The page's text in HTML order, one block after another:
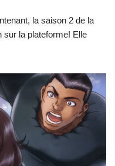
la saison 2 de la
sur la plateforme! Elle